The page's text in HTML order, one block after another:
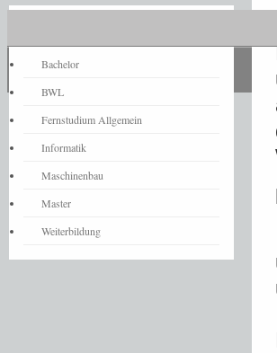
Bachelor
BWL
Fernstudium Allgemein
Informatik
Maschinenbau
Master
Weiterbildung